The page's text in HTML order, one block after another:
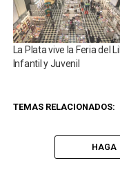
La Plata vive la Feria del
Infantil y Juvenil
TEMAS RELACIONADOS:
HAGA